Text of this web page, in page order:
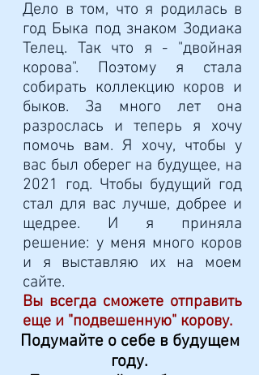
Дело в том, что я родилась в
год Быка под знаком Зодиака
Телец. Так что я - "двойная
корова". Поэтому я стала
собирать коллекцию коров и
быков. За много лет она
разрослась и теперь я хочу
помочь вам. Я хочу, чтобы у
вас был оберег на будущее, на
2021 год. Чтобы будущий год
стал для вас лучше, добрее и
щедрее. И я приняла
решение: у меня много коров
и я выставляю их на моем
сайте.
Вы всегда сможете отправить
еще и "подвешенную" корову.
Подумайте о себе в будущем
году.